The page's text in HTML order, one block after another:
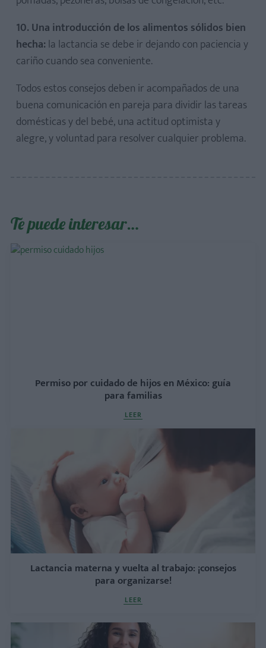
10. Una introducción de los alimentos sólidos bien
hecha: la lactancia se debe ir dejando con paciencia y
cariño cuando sea conveniente.
Todos estos consejos deben ir acompañados de una
buena comunicación en pareja para dividir las tareas
domésticas y del bebé, una actitud optimista y
alegre, y voluntad para resolver cualquier problema.
Te puede interesar…
Permiso por cuidado de hijos en México: guía
para familias
LEER
Lactancia materna y vuelta al trabajo: ¡consejos
para organizarse!
LEER